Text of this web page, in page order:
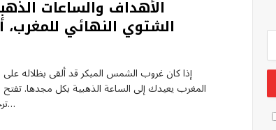
الأهداف والساعات
الشتوي النهائي للمغرب،
إذا كان غروب الشمس المبكر قد ألقى بظلاله
المغرب يعيدك إلى الساعة الذهبية بكل مجدها. تفتح
ترحيب حار، وتقدم…